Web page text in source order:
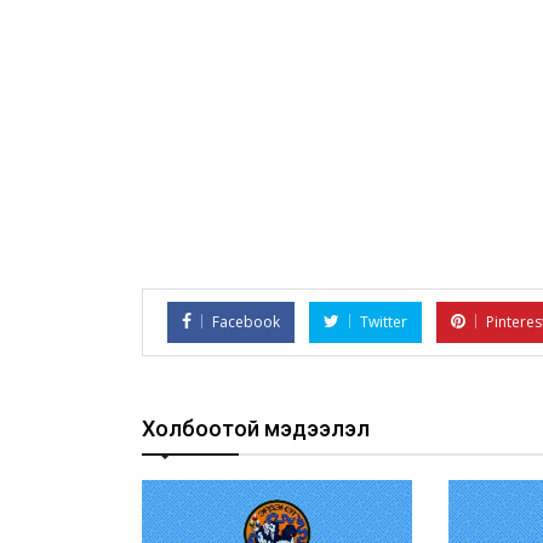
Facebook Twitter
Холбоотой мэдээлэл